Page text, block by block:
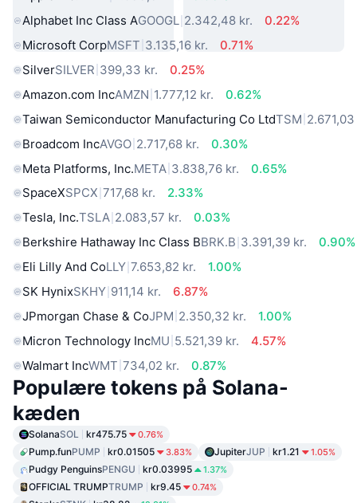
Alphabet Inc Class AGOOGL 2.342,48 kr.
0.22%
Microsoft CorpMSFT 3.135,16 kr.
0.71%
SilverSILVER 399,33 kr.
0.25%
Amazon.com IncAMZN 1.777,12 kr.
0.62%
Taiwan Semiconductor Manufacturing Co LtdTSM
Broadcom IncAVGO 2.717,68 kr.
0.30%
Meta Platforms, Inc.META 3.838,76 kr.
0.65%
SpaceXSPCX 717,68 kr.
2.33%
Tesla, Inc.TSLA 2.083,57 kr.
0.03%
Berkshire Hathaway Inc Class BBRK.B 3.391,39 kr.
0.90%
Eli Lilly And CoLLY 7.653,82 kr.
1.00%
SK HynixSKHY 911,14 kr.
6.87%
JPmorgan Chase & CoJPM 2.350,32 kr.
1.00%
Micron Technology IncMU 5.521,39 kr.
4.57%
Walmart IncWMT 734,02 kr. 0.87%
Populære tokens på Solana-
kæden
SolanaSOL kr475.75 0.76%
Pump.funPUMP kr0.01505 3.83% JupiterJUP kr1.21 1.05%
Pudgy PenguinsPENGU kr0.03995 1.37%
OFFICIAL TRUMPTRUMP kr9.45 0.74%